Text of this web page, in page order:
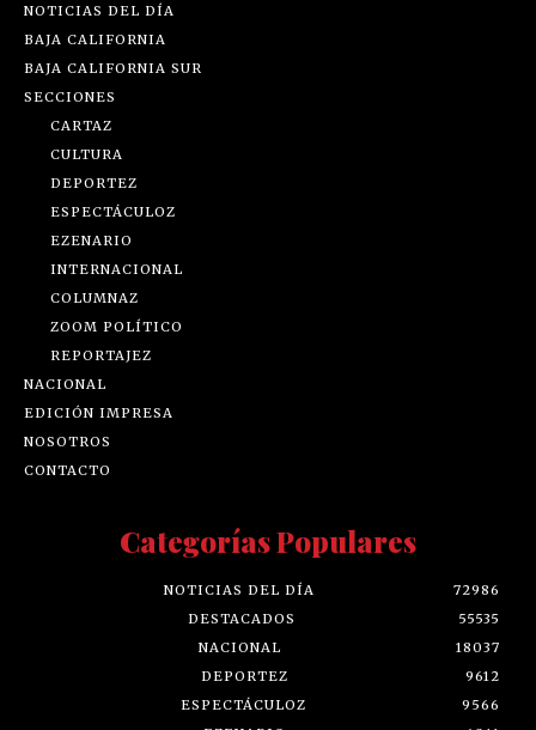
NOTICIAS DEL DÍA
BAJA CALIFORNIA
BAJA CALIFORNIA SUR
SECCIONES
CARTAZ
CULTURA
DEPORTEZ
ESPECTÁCULOZ
EZENARIO
INTERNACIONAL
COLUMNAZ
ZOOM POLÍTICO
REPORTAJEZ
NACIONAL
EDICIÓN IMPRESA
NOSOTROS
CONTACTO
Categorías Populares
NOTICIAS DEL DÍA
72986
DESTACADOS
55535
NACIONAL
18037
DEPORTEZ
9612
ESPECTÁCULOZ
9566